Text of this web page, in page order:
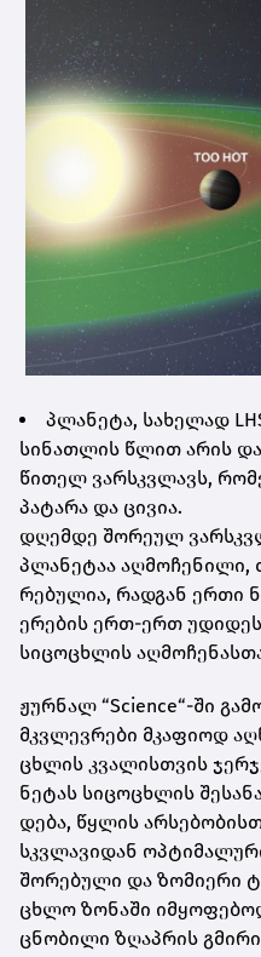
პლა­ნე­ტა, სა­ხე­ლად
სი­ნათ­ლის წლით არის
წი­თელ ვარ­სკვლავს,
პა­ტა­რა და ცი­ვია.
დღემ­დე შო­რე­ულ
პლა­ნე­ტაა აღ­მო­ჩე­ნი­ლი,
რე­ბუ­ლია, რად­გან ერთი
ე­რე­ბის ერთ-ერთ უდი­დეს
სი­ცო­ცხლის
ჟურ­ნალ “Science“-ში
მკვლევ­რე­ბი მკა­ფი­ოდ
ცხლის კვა­ლის­თვის
ნე­ტას სი­ცო­ცხლის
დე­ბა, წყლის
სკვლა­ვი­დან
შო­რე­ბუ­ლი და ზო­მი­ე­რი
ცხლო ზო­ნა­ში
ცნო­ბი­ლი ზღაპ­რის